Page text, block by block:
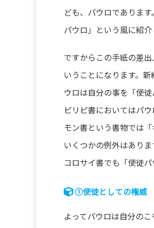
ども、パウロでありま
パウロ」という風に紹介
ですからこの手紙の差
いうことになります。
ウロは自分の事を「使
ピリピ書においてはパ
モン書という書物では
いくつかの例外はあり
コロサイ書でも「使徒
①使徒としての権威
よってパウロは自分の